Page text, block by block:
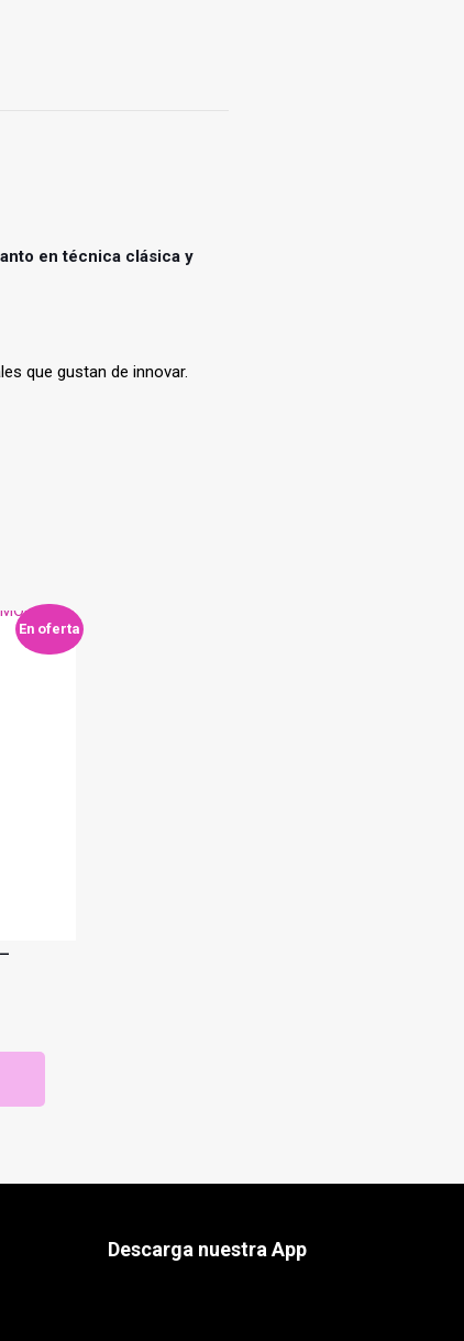
en técnica clásica y
que gustan de innovar.
En oferta
Descarga nuestra App